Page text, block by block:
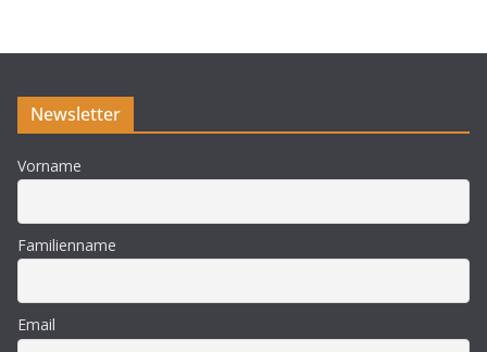
Newsletter
Vorname
Familienname
Email